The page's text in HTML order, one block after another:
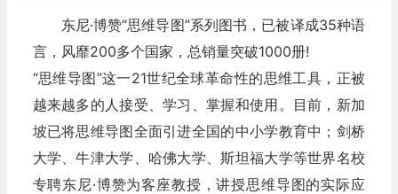
东尼·博赞“思维导图”系列图书，已被译成35种语
言，风靡200多个国家，总销量突破1000册!
“思维导图”这一21世纪全球革命性的思维工具，正被
越来越多的人接受、学习、掌握和使用。目前，新加
坡已将思维导图全面引进全国的中小学教育中；剑桥
大学、牛津大学、哈佛大学、斯坦福大学等世界名校
专聘东尼·博赞为客座教授，讲授思维导图的实际应